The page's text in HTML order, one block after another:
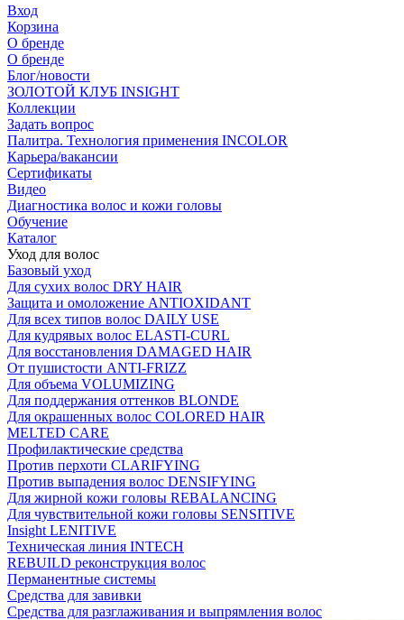
Вход
Корзина
О бренде
О бренде
Блог/новости
ЗОЛОТОЙ КЛУБ INSIGHT
Коллекции
Задать вопрос
Палитра. Технология применения INCOLOR
Карьера/вакансии
Сертификаты
Видео
Диагностика волос и кожи головы
Обучение
Каталог
Уход для волос
Базовый уход
Для сухих волос DRY HAIR
Защита и омоложение ANTIOXIDANT
Для всех типов волос DAILY USE
Для кудрявых волос ELASTI-CURL
Для восстановления DAMAGED HAIR
От пушистости ANTI-FRIZZ
Для объема VOLUMIZING
Для поддержания оттенков BLONDE
Для окрашенных волос COLORED HAIR
MELTED CARE
Профилактические средства
Против перхоти CLARIFYING
Против выпадения волос DENSIFYING
Для жирной кожи головы REBALANCING
Для чувствительной кожи головы SENSITIVE
Insight LENITIVE
Техническая линия INTECH
REBUILD реконструкция волос
Перманентные системы
Средства для завивки
Средства для разглаживания и выпрямления волос